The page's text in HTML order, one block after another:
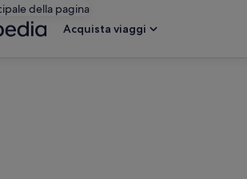
della pagina
Acquista viaggi